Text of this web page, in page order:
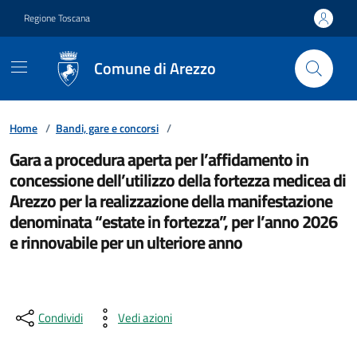
Regione Toscana
Comune di Arezzo
Home / Bandi, gare e concorsi /
Gara a procedura aperta per l’affidamento in
concessione dell’utilizzo della fortezza medicea di
Arezzo per la realizzazione della manifestazione
denominata “estate in fortezza”, per l’anno 2026
e rinnovabile per un ulteriore anno
Condividi Vedi azioni